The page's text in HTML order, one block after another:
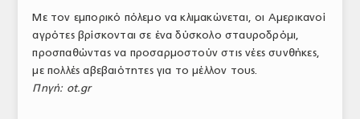
Με τον εμπορικό πόλεμο να κλιμακώνεται, οι Αμερικανοί
αγρότες βρίσκονται σε ένα δύσκολο σταυροδρόμι,
προσπαθώντας να προσαρμοστούν στις νέες συνθήκες,
με πολλές αβεβαιότητες για το μέλλον τους.
Πηγή: ot.gr